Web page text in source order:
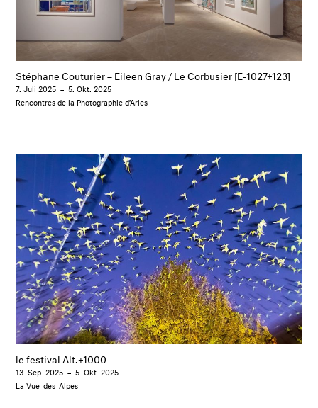
Stéphane Couturier – Eileen Gray / Le Corbusier [E-1027+123]
7. Juli 2025 –5. Okt. 2025
Rencontres de la Photographie d’Arles
le festival Alt.+1000
13. Sep. 2025 –5. Okt. 2025
La Vue-des-Alpes